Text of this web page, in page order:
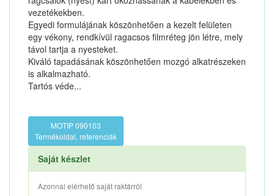
vezetékekben.
Egyedi formulájának köszönhetően a kezelt felületen
egy vékony, rendkívül ragacsos filmréteg jön létre, mely
távol tartja a nyesteket.
Kiváló tapadásának köszönhetően mozgó alkatrészeken
is alkalmazható.
Tartós véde...
MOTIP 090103
Termékoldal, referenciák
Saját készlet
Azonnal elérhető saját raktárról